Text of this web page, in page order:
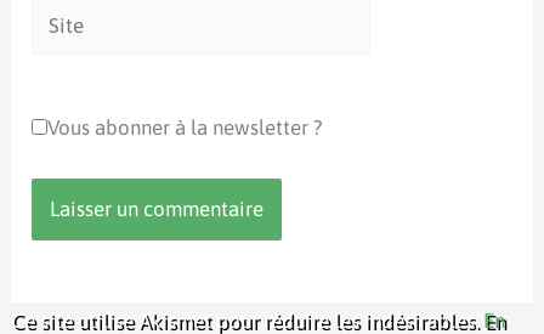
Site
Vous abonner à la newsletter ?
Ce site utilise Akismet pour réduire les indésirables. En